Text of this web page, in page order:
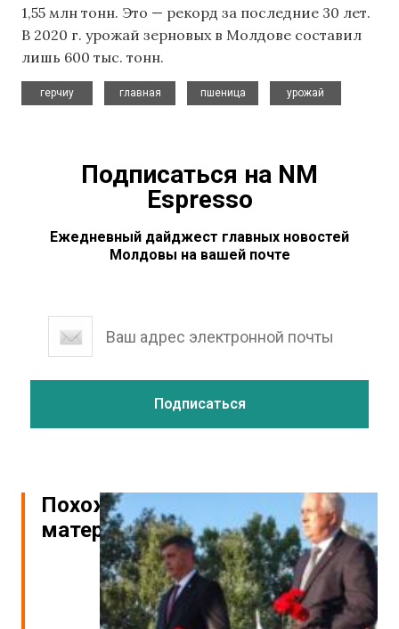
1,55 млн тонн. Это — рекорд за последние 30 лет.
В 2020 г. урожай зерновых в Молдове составил
лишь 600 тыс. тонн.
герчиу
главная
пшеница
урожай
Подписаться на NM
Espresso
Ежедневный дайджест главных новостей
Молдовы на вашей почте
Похожие
материалы